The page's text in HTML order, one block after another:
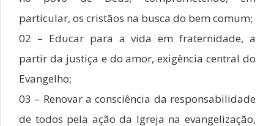
particular, os cristãos na busca do bem comum;
02 – Educar para a vida em fraternidade, a
partir da justiça e do amor, exigência central do
Evangelho;
03 – Renovar a consciência da responsabilidade
de todos pela ação da Igreja na evangelização,